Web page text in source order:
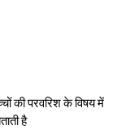
की परवरिश के विषय में
है